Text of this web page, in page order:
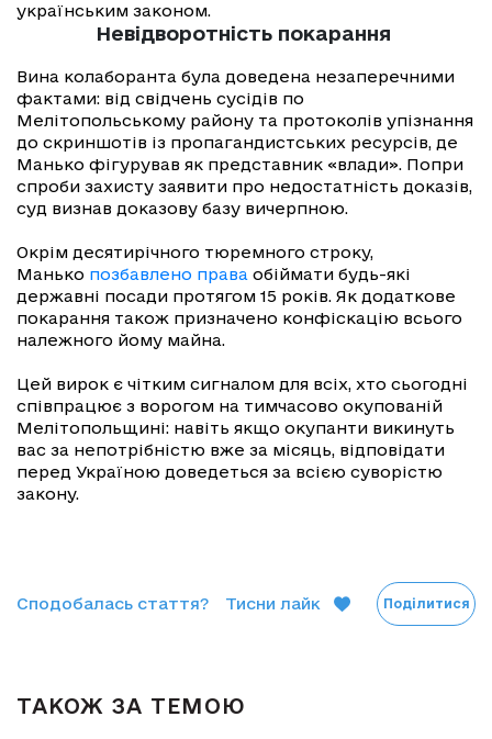
українським законом.
Невідворотність покарання
Вина колаборанта була доведена незаперечними
фактами: від свідчень сусідів по
Мелітопольському району та протоколів упізнання
до скриншотів із пропагандистських ресурсів, де
Манько фігурував як представник «влади». Попри
спроби захисту заявити про недостатність доказів,
суд визнав доказову базу вичерпною.
Окрім десятирічного тюремного строку,
Манько позбавлено права обіймати будь-які
державні посади протягом 15 років. Як додаткове
покарання також призначено конфіскацію всього
належного йому майна.
Цей вирок є чітким сигналом для всіх, хто сьогодні
співпрацює з ворогом на тимчасово окупованій
Мелітопольщині: навіть якщо окупанти викинуть
вас за непотрібністю вже за місяць, відповідати
перед Україною доведеться за всією суворістю
закону.
Сподобалась стаття? Тисни лайк Поділитися
ТАКОЖ ЗА ТЕМОЮ